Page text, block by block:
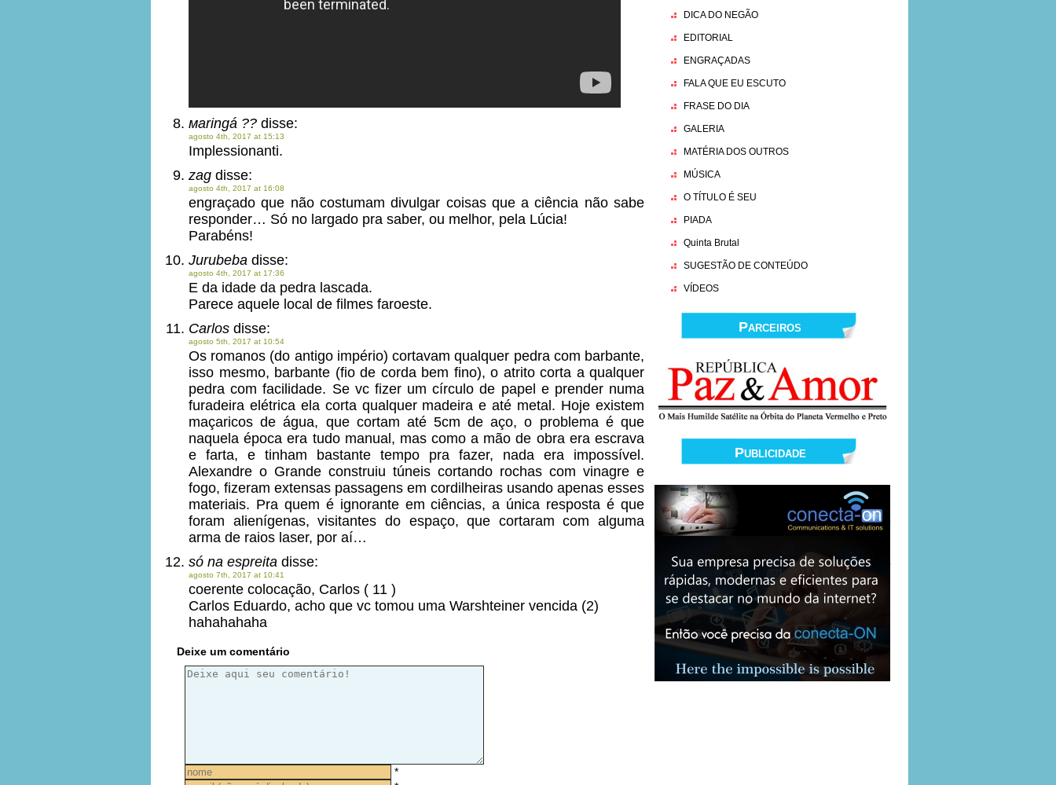
мaringá ?? disse:
agosto 4th, 2017 at 15:13
Implessionanti.
zag disse:
agosto 4th, 2017 at 16:08
engraçado que não costumam divulgar coisas que a ciência não sabe
responder… Só no largado pra saber, ou melhor, pela Lúcia!
Parabéns!
Jurubeba disse:
agosto 4th, 2017 at 17:36
E da idade da pedra lascada.
Parece aquele local de filmes faroeste.
Carlos disse:
agosto 5th, 2017 at 10:54
Os romanos (do antigo império) cortavam qualquer pedra com barbante,
isso mesmo, barbante (fio de corda bem fino), o atrito corta a qualquer
pedra com facilidade. Se vc fizer um círculo de papel e prender numa
furadeira elétrica ela corta qualquer madeira e até metal. Hoje existem
maçaricos de água, que cortam até 5cm de aço, o problema é que
naquela época era tudo manual, mas como a mão de obra era escrava
e farta, e tinham bastante tempo pra fazer, nada era impossível.
Alexandre o Grande construiu túneis cortando rochas com vinagre e
fogo, fizeram extensas passagens em cordilheiras usando apenas esses
materiais. Pra quem é ignorante em ciências, a única resposta é que
foram alienígenas, visitantes do espaço, que cortaram com alguma
arma de raios laser, por aí…
só na espreita disse:
agosto 7th, 2017 at 10:41
coerente colocação, Carlos ( 11 )
Carlos Eduardo, acho que vc tomou uma Warshteiner vencida (2)
hahahahaha
Deixe um comentário
*
DICA DO NEGÃO
EDITORIAL
ENGRAÇADAS
FALA QUE EU ESCUTO
FRASE DO DIA
GALERIA
MATÉRIA DOS OUTROS
MÚSICA
O TÍTULO É SEU
PIADA
Quinta Brutal
SUGESTÃO DE CONTEÚDO
VÍDEOS
Parceiros
Publicidade